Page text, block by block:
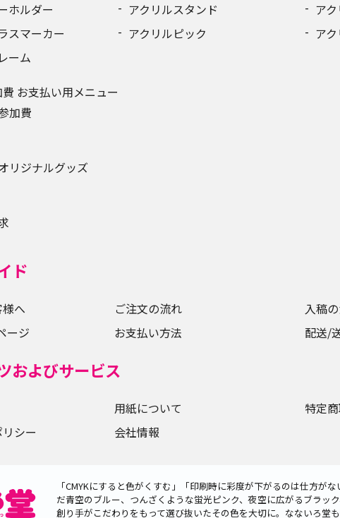
ホルダー
アクリルスタンド ア
スマーカー
アクリルピック ア
ーム
お支払い用メニュー
加費
リジナルグッズ
ド
へ ご注文の流れ 入稿
ージ
お支払い方法 配送/
およびサービス
用紙について 特定
シー
会社情報
「CMYKにすると色がくすむ」「印刷時に彩度が下がるのは仕方が
だ青空のブルー、つんざくような蛍光ピンク、夜空に広がるブラッ
創り手がこだわりをもって選び抜いたその色を大切に。なないろ堂